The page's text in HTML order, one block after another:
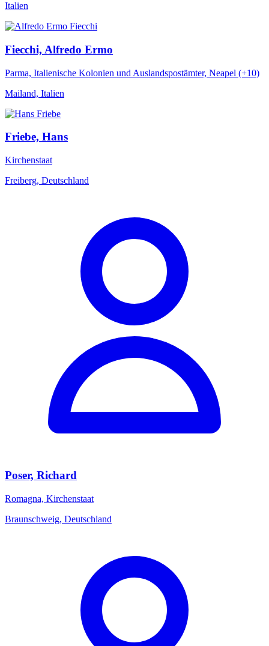
Italien
Fiecchi, Alfredo Ermo
Parma, Italienische Kolonien und Auslandspostämter, Neapel (+10)
Mailand, Italien
Friebe, Hans
Kirchenstaat
Freiberg, Deutschland
Poser, Richard
Romagna, Kirchenstaat
Braunschweig, Deutschland